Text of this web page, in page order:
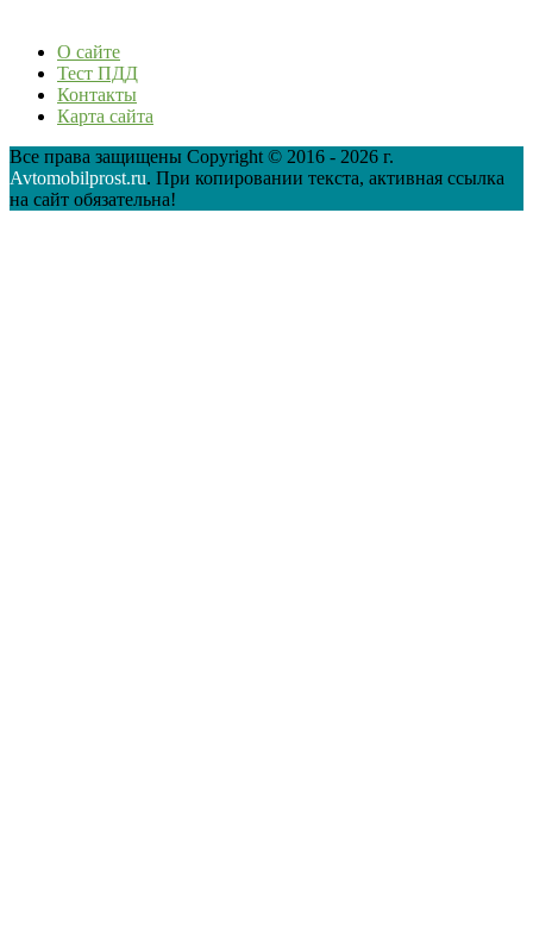
О сайте
Тест ПДД
Контакты
Карта сайта
Все права защищены Copyright © 2016 - 2026 г.
Avtomobilprost.ru. При копировании текста, активная ссылка
на сайт обязательна!